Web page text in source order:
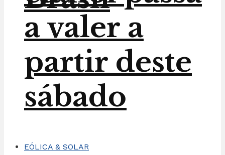
a valer a
partir deste
sábado
EÓLICA & SOLAR